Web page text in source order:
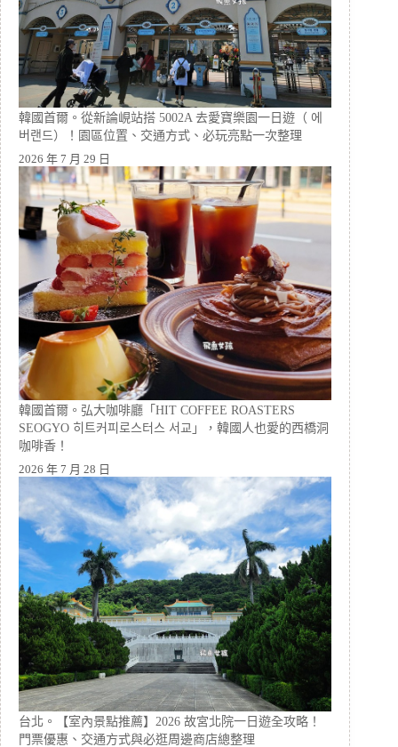
韓國首爾。從新論峴站搭 5002A 去愛寶樂園一日遊（ 에
버랜드）！園區位置、交通方式、必玩亮點一次整理
2026 年 7 月 29 日
韓國首爾。弘大咖啡廳「HIT COFFEE ROASTERS
SEOGYO 히트커피로스터스 서교」，韓國人也愛的西橋洞
咖啡香！
2026 年 7 月 28 日
台北。【室內景點推薦】2026 故宮北院一日遊全攻略！
門票優惠、交通方式與必逛周邊商店總整理